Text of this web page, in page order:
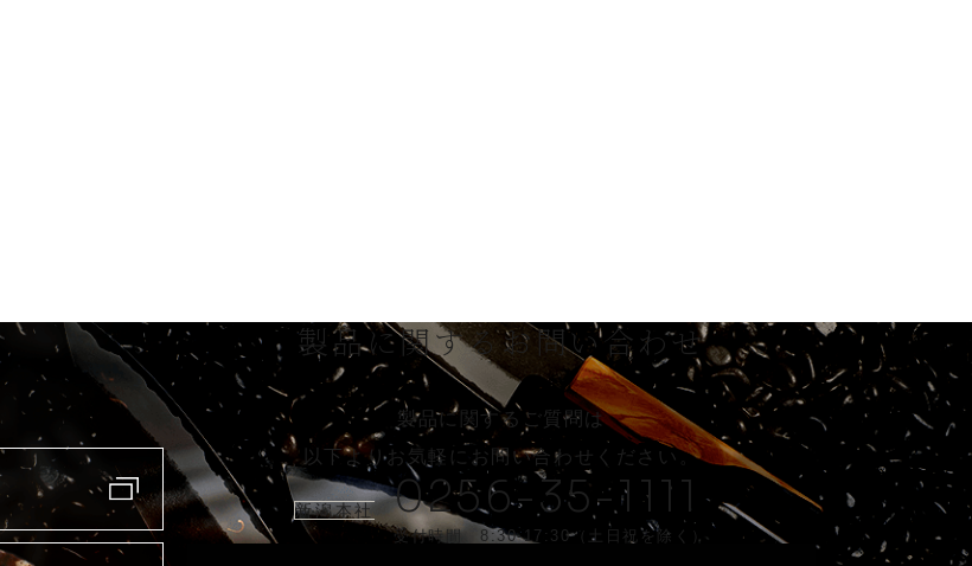
製品に関するお問い合わせ
製品に関するご質問は
以下よりお気軽に
お問い合わせください。
新潟本社 0256-35-1111
受付時間 8:30-17:30（土日祝を除く）